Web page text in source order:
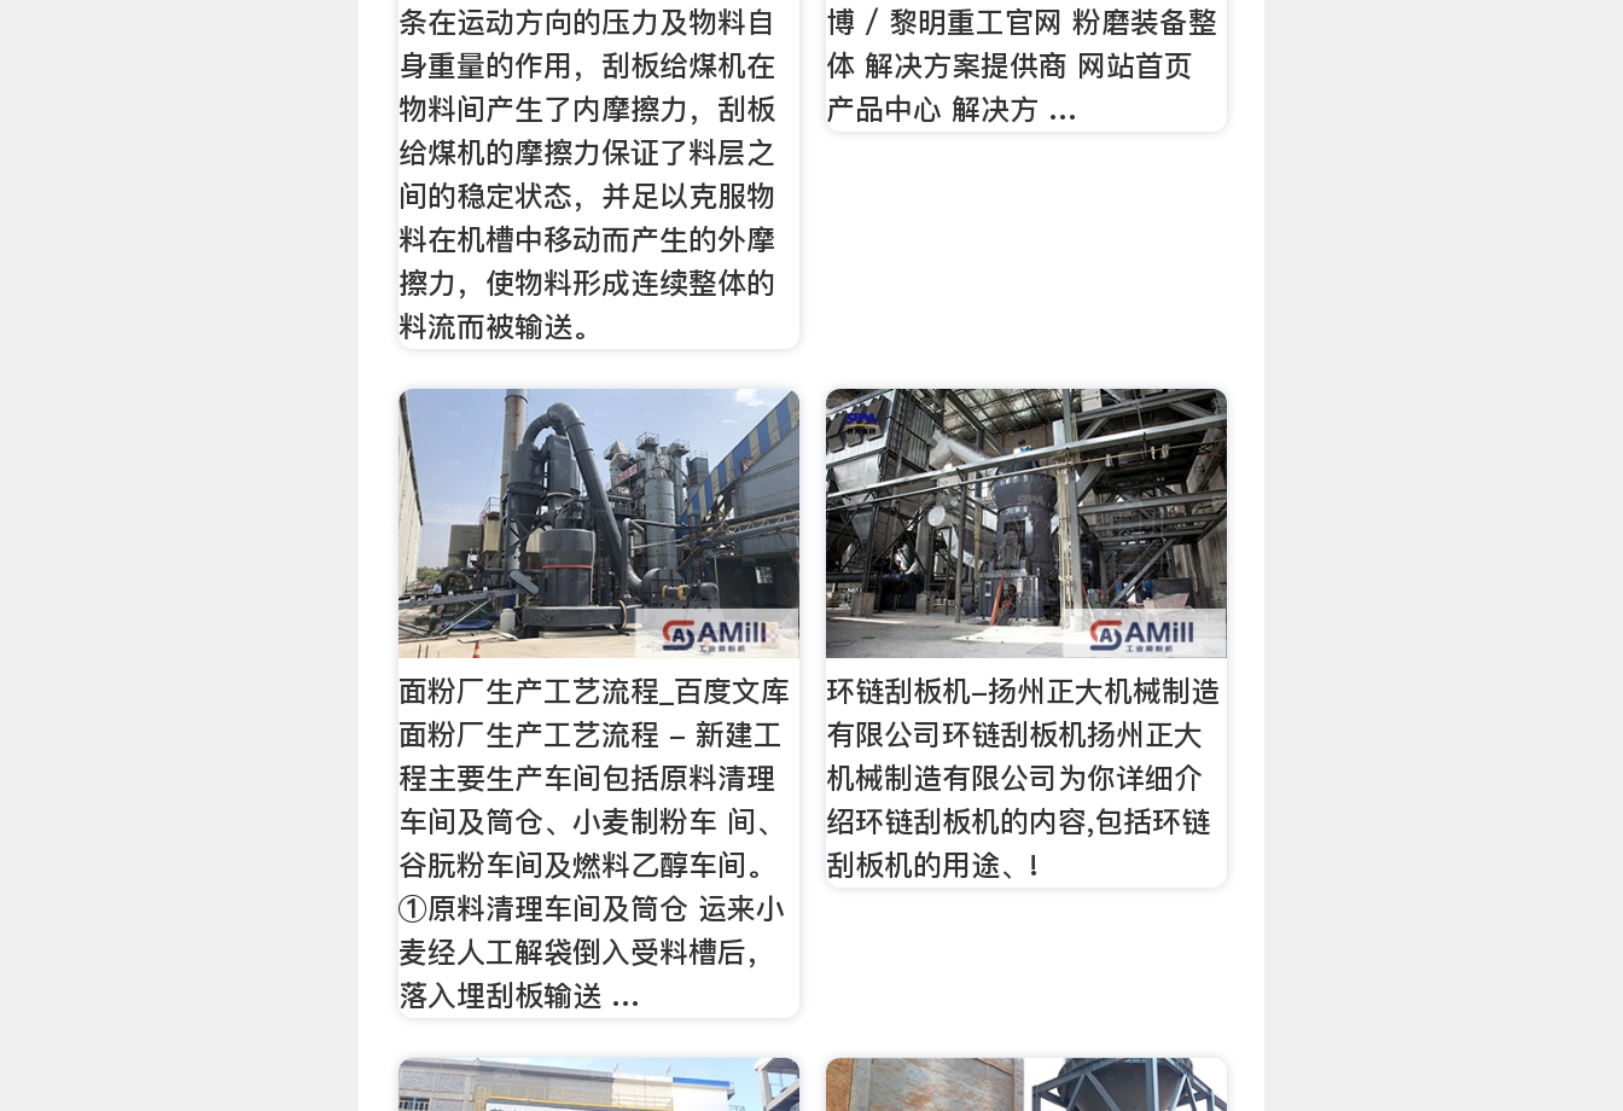
条在运动方向的压力及物料自
身重量的作用，刮板给煤机在
物料间产生了内摩擦力，刮板
给煤机的摩擦力保证了料层之
间的稳定状态，并足以克服物
料在机槽中移动而产生的外摩
擦力，使物料形成连续整体的
料流而被输送。
博 / 黎明重工官网 粉磨装备整
体 解决方案提供商 网站首页
产品中心 解决方 …
面粉厂生产工艺流程_百度文库
面粉厂生产工艺流程 - 新建工
程主要生产车间包括原料清理
车间及筒仓、小麦制粉车 间、
谷朊粉车间及燃料乙醇车间。
①原料清理车间及筒仓 运来小
麦经人工解袋倒入受料槽后，
落入埋刮板输送 …
环链刮板机-扬州正大机械制造
有限公司环链刮板机扬州正大
机械制造有限公司为你详细介
绍环链刮板机的内容,包括环链
刮板机的用途、!